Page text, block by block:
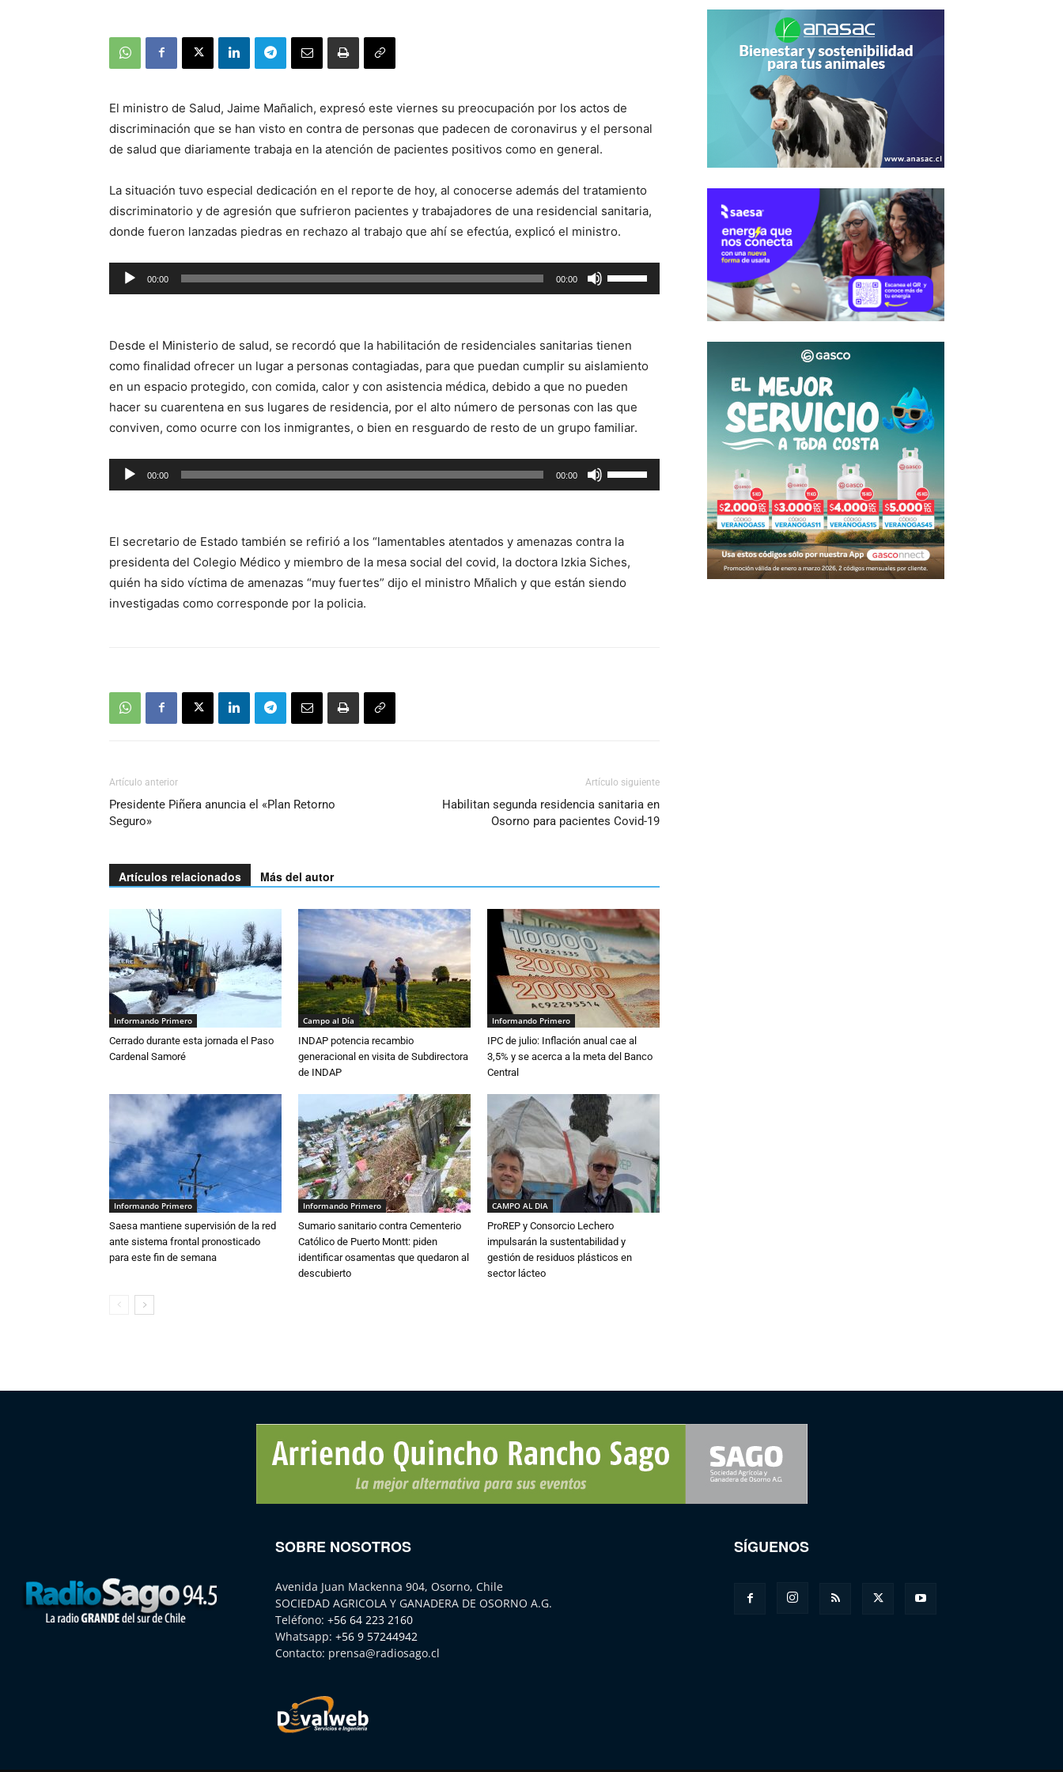
El ministro de Salud, Jaime Mañalich, expresó este viernes su preocupación por los actos de
discriminación que se han visto en contra de personas que padecen de coronavirus y el personal
de salud que diariamente trabaja en la atención de pacientes positivos como en general.
La situación tuvo especial dedicación en el reporte de hoy, al conocerse además del tratamiento
discriminatorio y de agresión que sufrieron pacientes y trabajadores de una residencial sanitaria,
donde fueron lanzadas piedras en rechazo al trabajo que ahí se efectúa, explicó el ministro.
Reproductor
de
00:00 00:00
las
flecha
arriba/abajo
para
aumentar
o
disminuir
el
Desde el Ministerio de salud, se recordó que la habilitación de residenciales sanitarias tienen
como finalidad ofrecer un lugar a personas contagiadas, para que puedan cumplir su aislamiento
en un espacio protegido, con comida, calor y con asistencia médica, debido a que no pueden
hacer su cuarentena en sus lugares de residencia, por el alto número de personas con las que
conviven, como ocurre con los inmigrantes, o bien en resguardo de resto de un grupo familiar.
Reproductor
de
00:00 00:00
las
flecha
arriba/abajo
para
El secretario de Estado también se refirió a los “lamentables atentados y amenazas contra la
presidenta del Colegio Médico y miembro de la mesa social del covid, la doctora Izkia Siches,
quién ha sido víctima de amenazas “muy fuertes” dijo el ministro Mñalich y que están siendo
investigadas como corresponde por la policia.
Artículo anterior
Presidente Piñera anuncia el «Plan Retorno
Seguro»
Artículo siguiente
Habilitan segunda residencia sanitaria en
Osorno para pacientes Covid-19
Artículos relacionados Más del autor
Informando Primero
Cerrado durante esta jornada el Paso
Cardenal Samoré
Campo al Día
INDAP potencia recambio
generacional en visita de Subdirectora
de INDAP
Informando Primero
IPC de julio: Inflación anual cae al
3,5% y se acerca a la meta del Banco
Central
Informando Primero
Saesa mantiene supervisión de la red
ante sistema frontal pronosticado
para este fin de semana
Informando Primero
Sumario sanitario contra Cementerio
Católico de Puerto Montt: piden
identificar osamentas que quedaron al
descubierto
CAMPO AL DIA
ProREP y Consorcio Lechero
impulsarán la sustentabilidad y
gestión de residuos plásticos en
sector lácteo
SOBRE NOSOTROS
Avenida Juan Mackenna 904, Osorno, Chile
SOCIEDAD AGRICOLA Y GANADERA DE OSORNO A.G.
Teléfono: +56 64 223 2160
Whatsapp: +56 9 57244942
Contacto: prensa@radiosago.cl
SÍGUENOS